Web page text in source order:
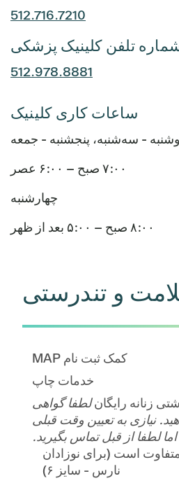
512.716.7210
تلفن کلینیک پزشکی
512.978.8881
ساعات کاری کلینیک
- سه‌شنبه، پنجشنبه - جمعه
۷:۰۰ صبح – ۶:۰۰ عصر
چهارشنبه
۸:۰۰ صبح – ۵:۰۰ بعد از ظهر
و تندرستی
کمک ثبت نام MAP
خدمات چاپ
زنانه رایگانلطفا گواهی
نیازی به تعیین وقت قبلی
لطفا از قبل تماس بگیرید.
است (برای نوزادان
نارس - سایز ۶)